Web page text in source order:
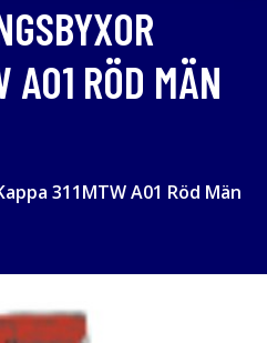
A01 RÖD MÄN
311MTW A01 Röd Män